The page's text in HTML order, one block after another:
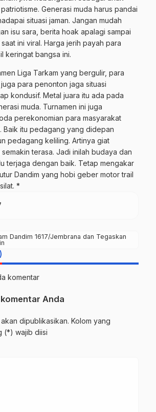
Generasi muda harus pandai
situasi jaman. Jangan mudah
isu sara, berita hoak apalagi sampai
ini viral. Harga jerih payah para
keringat bangsa ini.
Liga Tarkam yang bergulir, para
para penonton jaga situasi
kondusif. Metal juara itu ada pada
muda. Turnamen ini juga
perekonomian para masyarakat
Baik itu pedagang yang didepan
pedagang keliling. Artinya giat
terasa. Jadi inilah budaya dan
terjaga dengan baik. Tetap mengakar
Dandim yang hobi geber motor trail
*
Dandim 1617/Jembrana dan Tegaskan
komentar
Anda
dipublikasikan. Kolom yang
(*) wajib diisi